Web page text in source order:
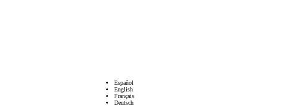
Español
English
Français
Deutsch